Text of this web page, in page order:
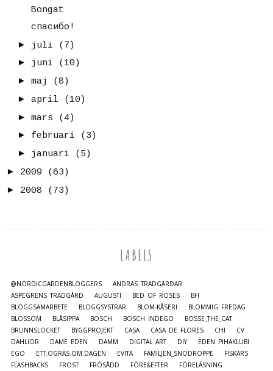
Bongat
спасибо!
► juli
(7)
► juni
(10)
► maj
(8)
► april
(10)
► mars
(4)
► februari
(3)
► januari
(5)
► 2009
(63)
► 2008 (73)
LABELS
@NORDICGARDENBLOGGERS
ANDRAS TRÄDGÅRDAR
ASPEGRENS TRÄDGÅRD
AUGUSTI BED OF ROSES
BH
BLOGGSAMARBETE
BLOGGSYSTRAR BLOM-KÅSERI
BLOMMIG FREDAG
BLOSSOM
BLÅSIPPA BOSCH BOSCH INDEGO
BOSSE_THE_CAT
BRUNNSLOCKET
BYGGPROJEKT CASA CASA DE FLORES CHI
CV
DAHLIOR
DAME EDEN DAMM DIGITAL ART DIY
EDEN PIHAKLUBI
EGO
ETT.OGRÄS.OM.DAGEN EVITA FAMILJEN_SNÖDROPPE
FISKARS
FLASHBACKS
FROST FRÖSÅDD FÖRE&EFTER
FÖRELÄSNING